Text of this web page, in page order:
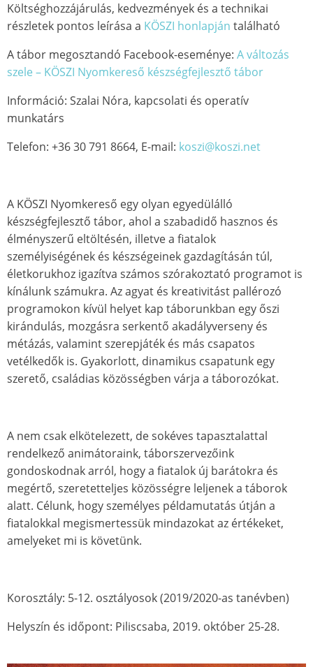
Költséghozzájárulás, kedvezmények és a technikai
részletek pontos leírása a KÖSZI honlapján található
A tábor megosztandó Facebook-eseménye: A változás
szele – KÖSZI Nyomkereső készségfejlesztő tábor
Információ: Szalai Nóra, kapcsolati és operatív
munkatárs
Telefon: +36 30 791 8664, E-mail: koszi@koszi.net
A KÖSZI Nyomkereső egy olyan egyedülálló
készségfejlesztő tábor, ahol a szabadidő hasznos és
élményszerű eltöltésén, illetve a fiatalok
személyiségének és készségeinek gazdagításán túl,
életkorukhoz igazítva számos szórakoztató programot is
kínálunk számukra. Az agyat és kreativitást pallérozó
programokon kívül helyet kap táborunkban egy őszi
kirándulás, mozgásra serkentő akadályverseny és
métázás, valamint szerepjáték és más csapatos
vetélkedők is. Gyakorlott, dinamikus csapatunk egy
szerető, családias közösségben várja a táborozókat.
A nem csak elkötelezett, de sokéves tapasztalattal
rendelkező animátoraink, táborszervezőink
gondoskodnak arról, hogy a fiatalok új barátokra és
megértő, szeretetteljes közösségre leljenek a táborok
alatt. Célunk, hogy személyes példamutatás útján a
fiatalokkal megismertessük mindazokat az értékeket,
amelyeket mi is követünk.
Korosztály: 5-12. osztályosok (2019/2020-as tanévben)
Helyszín és időpont: Piliscsaba, 2019. október 25-28.